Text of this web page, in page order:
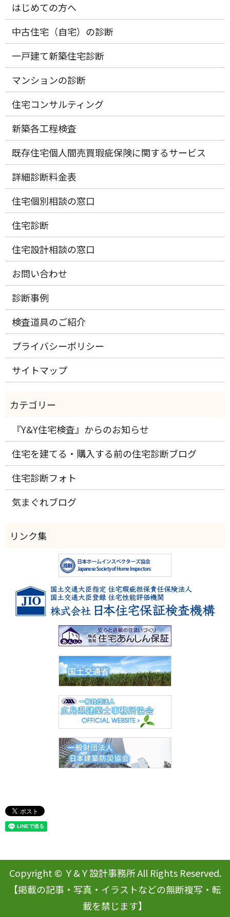
はじめての方へ
中古住宅（自宅）の診断
一戸建て新築住宅診断
マンションの診断
住宅コンサルティング
新築各工程検査
既存住宅個人間売買瑕疵保険に関するサービス
詳細診断料金表
住宅個別相談の窓口
住宅診断
住宅設計相談の窓口
お問い合わせ
診断事例
検査道具のご紹介
プライバシーポリシー
サイトマップ
『Y&Y住宅検査』からのお知らせ
住宅を建てる・購入する前の住宅診断ブログ
住宅診断フォト
気まぐれブログ
Copyright © Ｙ&Ｙ設計事務所 All Rights Reserved.
【掲載の記事・写真・イラストなどの無断複写・転
載を禁じます】